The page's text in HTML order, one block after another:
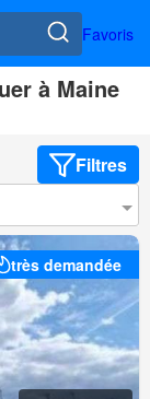
Favoris
à Maine
Filtres
très demandée